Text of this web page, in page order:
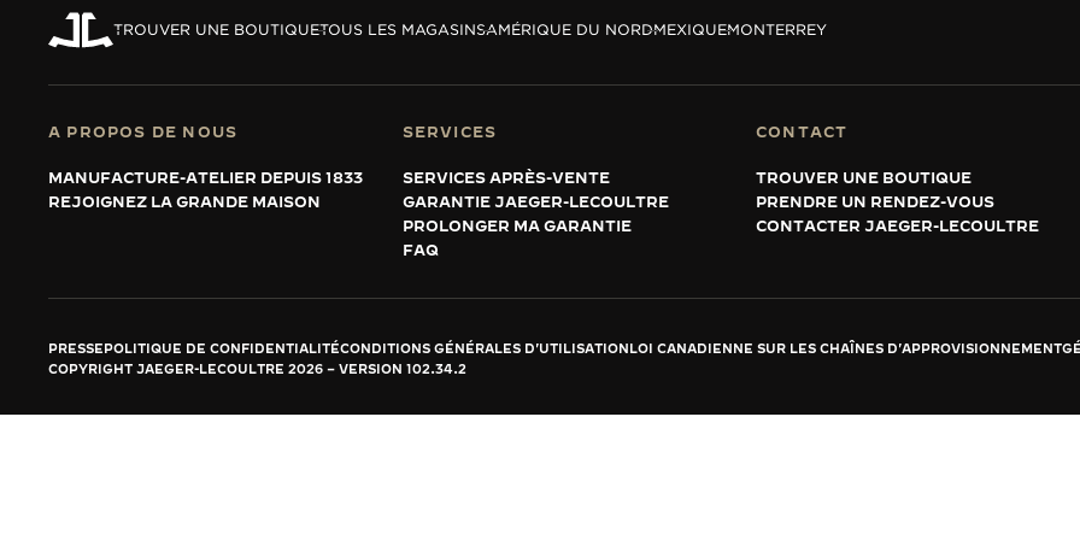
VOIR LES ÉVÉNEMENTS
TROUVER UNE BOUTIQUETOUS LES MAGASINSAMÉRIQUE DU NORDMEXIQUEMONTERREY
A PROPOS DE NOUS
MANUFACTURE-ATELIER DEPUIS 1833
REJOIGNEZ LA GRANDE MAISON
SERVICES
SERVICES APRÈS-VENTE
GARANTIE JAEGER-LECOULTRE
PROLONGER MA GARANTIE
FAQ
CONTACT
TROUVER UNE BOUTIQUE
PRENDRE UN RENDEZ-VOUS
CONTACTER JAEGER-LECOULTRE
PRESSEPOLITIQUE DE CONFIDENTIALITÉCONDITIONS GÉNÉRALES D'UTILISATIONLOI CANADIENNE SUR LES CHAÎNES D'APPROVISIONNEMENT
COPYRIGHT JAEGER-LECOULTRE 2026
VERSION 102.34.2